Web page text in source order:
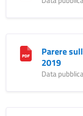
Parere
2019
Data